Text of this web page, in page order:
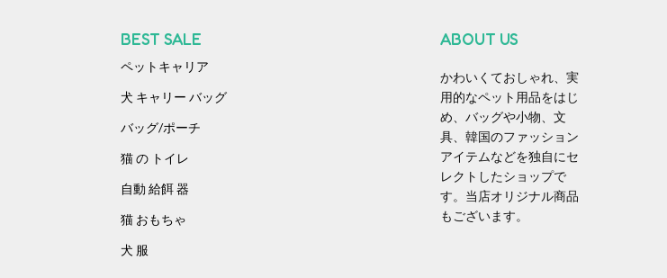
BEST SALE
ペットキャリア
犬 キャリー バッグ​
バッグ/ポーチ
猫 の トイレ
自動 給餌 器
猫 おもちゃ​
犬 服​
ABOUT US
かわいくておしゃれ、実
用的なペット用品をはじ
め、バッグや小物、文
具、韓国のファッション
アイテムなどを独自にセ
レクトしたショップで
す。当店オリジナル商品
もございます。